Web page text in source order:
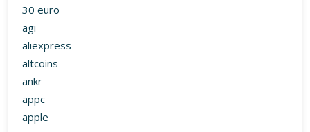
30 euro
agi
aliexpress
altcoins
ankr
appc
apple